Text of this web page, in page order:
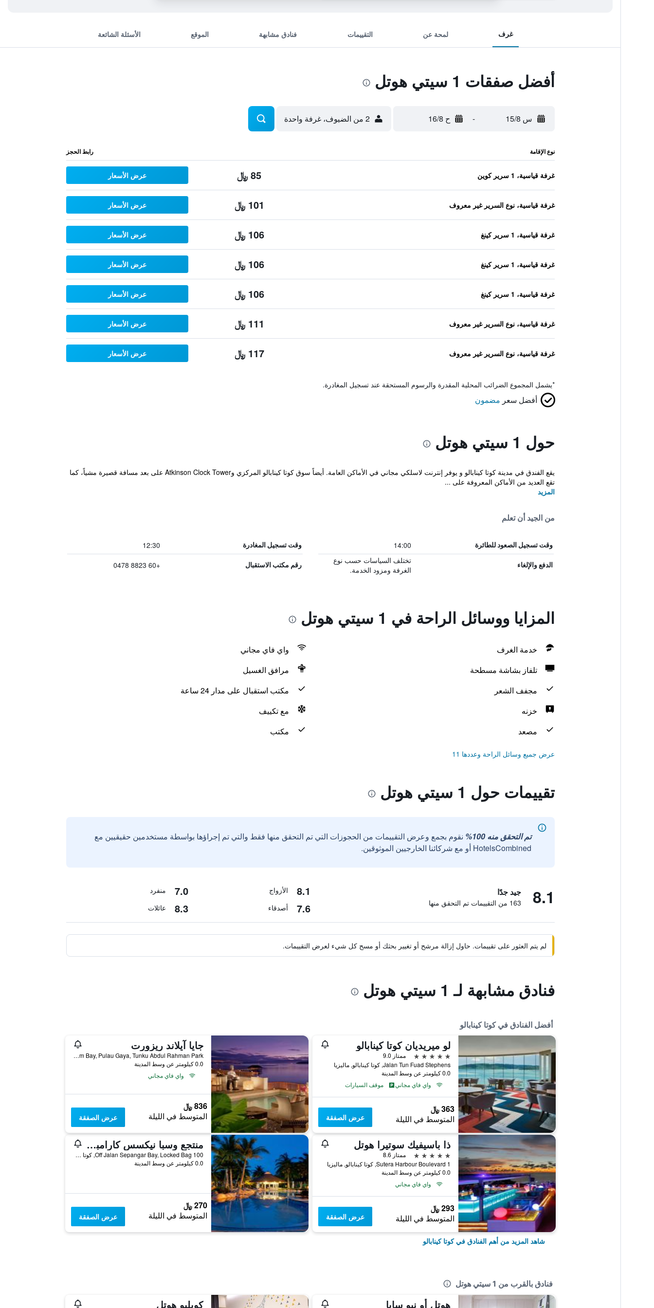
غرف لمحة عن التقييمات فنادق مشابهة الموقع الأسئلة الشائعة
أفضل صفقات 1 سيتي هوتل
س 15/8 - ح 16/8 2 من الضيوف، غرفة واحدة
نوع الإقامة رابط الحجز
غرفة قياسية، 1 سرير كوين 85 ﷼ عرض الأسعار
غرفة قياسية، نوع السرير غير معروف 101 ﷼ عرض الأسعار
غرفة قياسية، 1 سرير كينغ 106 ﷼ عرض الأسعار
غرفة قياسية، 1 سرير كينغ 106 ﷼ عرض الأسعار
غرفة قياسية، 1 سرير كينغ 106 ﷼ عرض الأسعار
غرفة قياسية، نوع السرير غير معروف 111 ﷼ عرض الأسعار
غرفة قياسية، نوع السرير غير معروف 117 ﷼ عرض الأسعار
*يشمل المجموع الضرائب المحلية المقدرة والرسوم المستحقة عند تسجيل المغادرة.
أفضل سعر مضمون
حول 1 سيتي هوتل
يقع الفندق في مدينة كوتا كينابالو و يوفر إنترنت لاسلكي مجاني في الأماكن العامة. أيضاً سوق كوتا كينابالو المركزي وAtkinson Clock Tower على بعد مسافة قصيرة مشياً، كما
تقع العديد من الأماكن المعروفة على ...
المزيد
من الجيد أن تعلم
وقت تسجيل الصعود للطائرة 14:00 وقت تسجيل المغادرة 12:30
الدفع والإلغاء
تختلف السياسات حسب نوع
الغرفة ومزود الخدمة.
رقم مكتب الاستقبال +60 8823 0478
المزايا ووسائل الراحة في 1 سيتي هوتل
خدمة الغرف
واي فاي مجاني
تلفاز بشاشة مسطحة
مرافق الغسيل
مجفف الشعر
مكتب استقبال على مدار 24 ساعة
خزنه
مع تكييف
مصعد
مكتب
عرض جميع وسائل الراحة وعددها 11
تقييمات حول 1 سيتي هوتل
تم التحقق منه 100%
نقوم بجمع وعرض التقييمات من الحجوزات التي تم التحقق منها فقط والتي تم إجراؤها بواسطة مستخدمين حقيقيين مع
HotelsCombined أو مع شركائنا الخارجيين الموثوقين.
8.1 جيد جدًا
163 من التقييمات تم التحقق منها
8.1 الأزواج 7.0 منفرد
7.6 أصدقاء 8.3 عائلات
لم يتم العثور على تقييمات. حاول إزالة مرشح أو تغيير بحثك أو مسح كل شيء لعرض التقييمات.
فنادق مشابهة لـ 1 سيتي هوتل
أفضل الفنادق في كوتا كينابالو
لو ميريديان كوتا كينابالو
5 نجوم
ممتاز 9.0
Jalan Tun Fuad Stephens, كوتا كينابالو, ماليزيا
0.0 كيلومتر عن وسط المدينة
واي فاي مجاني
موقف السيارات
363 ﷼
المتوسط في الليلة عرض الصفقة
جايا آيلاند ريزورت
Malohom Bay, Pulau Gaya, Tunku Abdul Rahman Park, كوتا كينابالو, ماليزيا
0.0 كيلومتر عن وسط المدينة
واي فاي مجاني
836 ﷼
المتوسط في الليلة عرض الصفقة
ذا باسيفيك سوتيرا هوتل
5 نجوم
ممتاز 8.6
1 Sutera Harbour Boulevard, كوتا كينابالو, ماليزيا
0.0 كيلومتر عن وسط المدينة
واي فاي مجاني
293 ﷼
المتوسط في الليلة عرض الصفقة
منتجع وسبا نيكسس كارامبوناي
Off Jalan Sepangar Bay, Locked Bag 100, كوتا كينابالو, ماليزيا
0.0 كيلومتر عن وسط المدينة
270 ﷼
المتوسط في الليلة عرض الصفقة
شاهد المزيد من أهم الفنادق في كوتا كينابالو
فنادق بالقرب من 1 سيتي هوتل
هوتل أو نيو سابا كويليو هوتل